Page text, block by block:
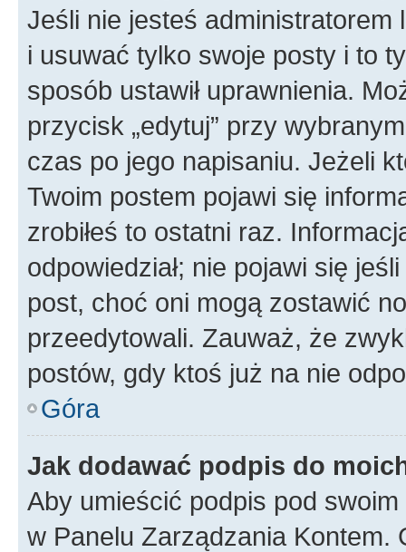
Jeśli nie jesteś
i usuwać tylko swoje posty i to
sposób ustawił uprawnienia.
przycisk „edytuj” przy
czas po jego napisaniu. Jeżeli
Twoim postem pojawi się
zrobiłeś to ostatni raz.
odpowiedział; nie pojawi się
post, choć oni mogą zostawić
przeedytowali. Zauważ, że
postów, gdy ktoś już na nie
Góra
Jak dodawać podpis do
Aby umieścić podpis pod
w Panelu Zarządzania